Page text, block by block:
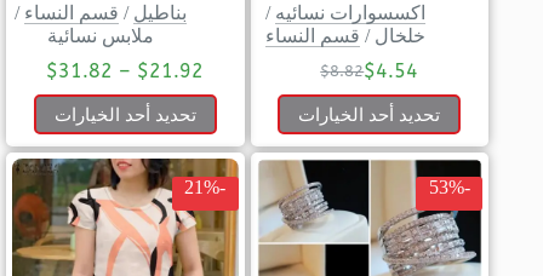
اكسسوارات نسائيه /
خلخال / قسم النساء
$8.82$4.54
تحديد أحد الخيارات
بناطيل / قسم النساء /
ملابس نسائية
$21.92
–
$31.82
تحديد أحد الخيارات
-53%
-21%